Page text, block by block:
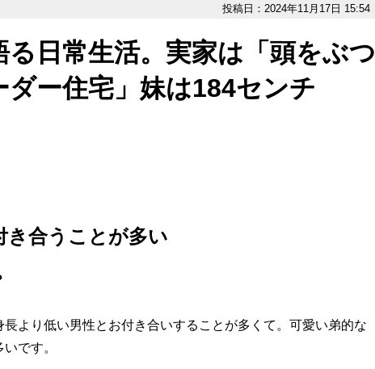
投稿日：2024年11月17日 15:54
日常生活。実家は「頭をぶつ
ー住宅」妹は184センチ
き合うことが多い
より低い男性とお付き合いすることが多くて。可愛い弟的な
です。